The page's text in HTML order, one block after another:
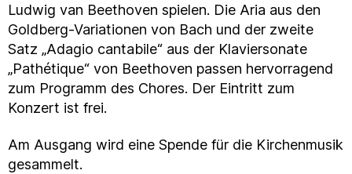
Ludwig van Beethoven spielen. Die Aria aus den
Goldberg-Variationen von Bach und der zweite
Satz „Adagio cantabile“ aus der Klaviersonate
„Pathétique“ von Beethoven passen hervorragend
zum Programm des Chores. Der Eintritt zum
Konzert ist frei.
Am Ausgang wird eine Spende für die Kirchenmusik
gesammelt.